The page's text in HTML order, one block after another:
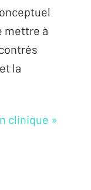
mettre à
la
clinique »